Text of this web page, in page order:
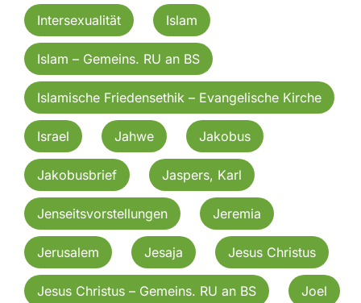
Intersexualität Islam
Islam – Gemeins. RU an BS
Islamische Friedensethik – Evangelische Kirche
Israel Jahwe Jakobus
Jakobusbrief Jaspers, Karl
Jenseitsvorstellungen Jeremia
Jerusalem Jesaja Jesus Christus
Jesus Christus – Gemeins. RU an BS Joel